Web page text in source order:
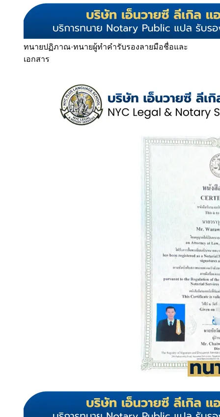
ทนายปฏิภาณ·ทนายผู้ทำคำรับรองลายมือชื่อและ
เอกสาร